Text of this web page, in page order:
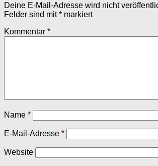
Deine E-Mail-Adresse wird nicht
Felder sind mit* markiert
Kommentar *
Name *
E-Mail-Adresse *
Website